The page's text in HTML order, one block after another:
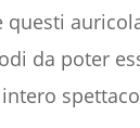
questi
da poter